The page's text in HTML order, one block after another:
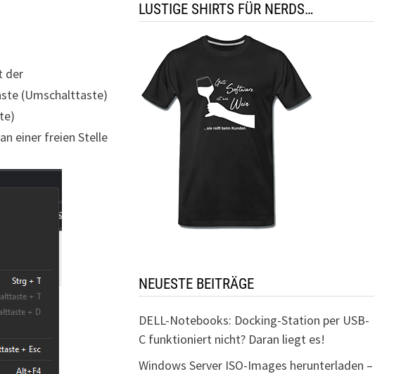
der
(Umschalttaste)
einer freien Stelle
LUSTIGE SHIRTS FÜR NERDS…
NEUESTE BEITRÄGE
DELL-Notebooks: Docking-Station per USB-
C funktioniert nicht? Daran liegt es!
Windows Server ISO-Images herunterladen –